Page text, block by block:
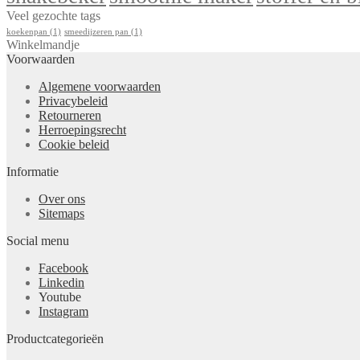
Veel gezochte tags
koekenpan (1) smeedijzeren pan (1)
Winkelmandje
Voorwaarden
Algemene voorwaarden
Privacybeleid
Retourneren
Herroepingsrecht
Cookie beleid
Informatie
Over ons
Sitemaps
Social menu
Facebook
Linkedin
Youtube
Instagram
Productcategorieën